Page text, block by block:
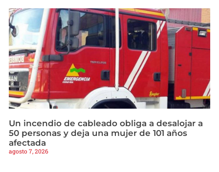
Un incendio de cableado obliga a desalojar a
50 personas y deja una mujer de 101 años
afectada
agosto 7, 2026